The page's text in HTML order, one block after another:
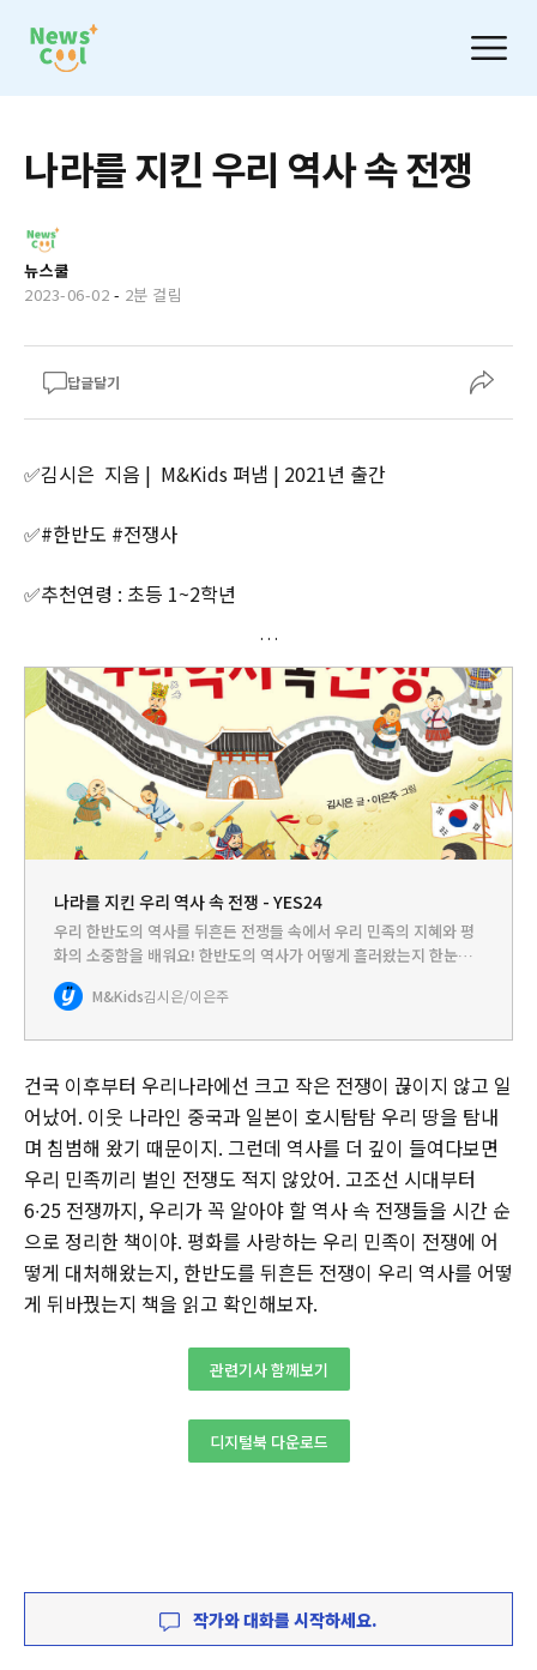
나라를 지킨 우리 역사 속 전쟁
뉴스쿨
2023-06-02 - 2분 걸림
답글달기
✅김시은 지음 | M&Kids 펴냄 | 2021년 출간
✅#한반도 #전쟁사
✅추천연령 : 초등 1~2학년
나라를 지킨 우리 역사 속 전쟁 - YES24
우리 한반도의 역사를 뒤흔든 전쟁들 속에서 우리 민족의 지혜와 평
화의 소중함을 배워요! 한반도의 역사가 어떻게 흘러왔는지 한눈에
살펴볼 수 있는 전쟁 이야기한반도에 나라가 처음 세워졌을 때부터
이 땅에는 전쟁이 끊이지 않고 일어났어요. 지리적으로 가까운 중국
M&Kids김시은/이은주
건국 이후부터 우리나라에선 크고 작은 전쟁이 끊이지 않고 일
어났어. 이웃 나라인 중국과 일본이 호시탐탐 우리 땅을 탐내
며 침범해 왔기 때문이지. 그런데 역사를 더 깊이 들여다보면
우리 민족끼리 벌인 전쟁도 적지 않았어. 고조선 시대부터
6∙25 전쟁까지, 우리가 꼭 알아야 할 역사 속 전쟁들을 시간 순
으로 정리한 책이야. 평화를 사랑하는 우리 민족이 전쟁에 어
떻게 대처해왔는지, 한반도를 뒤흔든 전쟁이 우리 역사를 어떻
게 뒤바꿨는지 책을 읽고 확인해보자.
관련기사 함께보기
디지털북 다운로드
작가와 대화를 시작하세요.